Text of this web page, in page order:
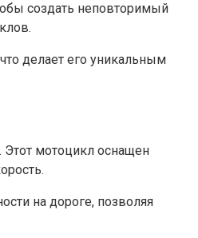
создать неповторимый
делает его уникальным
Этот мотоцикл оснащен
на дороге, позволяя